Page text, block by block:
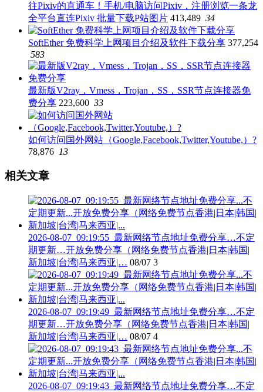
往Pixiv的直通车！手机/电脑访问Pixiv，注册浏览一条龙
全平台直连Pixiv 批量下载P站图片 413,489 34
SoftEther 免费科学上网项目介绍及软件下载分享 377,254
583
最新版V2ray，Vmess，Trojan，SS，SSR节点连接器免
费分享 223,600 33
如何访问国外网站（Google,Facebook,Twitter,Youtube,）?
78,876 13
相关文章
2026-08-07_09:19:55_最新网络节点地址免费分享…不定
期更新…开放免费分享（网络免费节点香港|日本|韩国|
新加坡|台湾|马来西亚|… 08/07 3
2026-08-07_09:19:49_最新网络节点地址免费分享…不定
期更新…开放免费分享（网络免费节点香港|日本|韩国|
新加坡|台湾|马来西亚|… 08/07 4
2026-08-07_09:19:43_最新网络节点地址免费分享…不定